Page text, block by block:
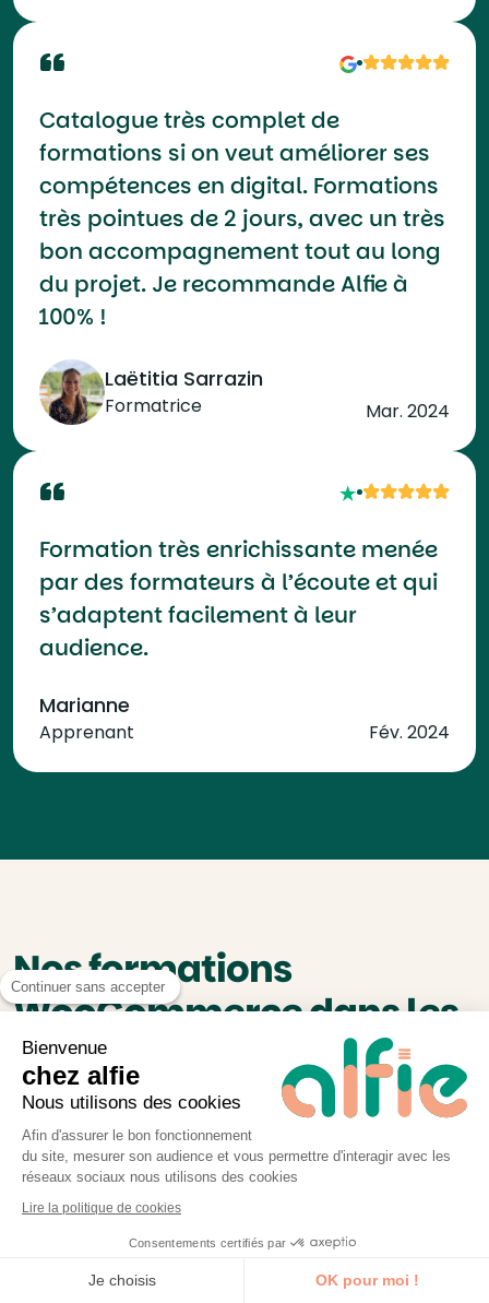
Catalogue très complet de
formations si on veut améliorer ses
compétences en digital. Formations
très pointues de 2 jours, avec un très
bon accompagnement tout au long
du projet. Je recommande Alfie à
100% !
Laëtitia Sarrazin
Formatrice Mar. 2024
Formation très enrichissante menée
par des formateurs à l’écoute et qui
s’adaptent facilement à leur
audience.
Marianne
Apprenant Fév. 2024
Nos formations
WooCommerce dans les
autres villes
Les villes plébiscitées par nos
apprenants
WooCommerce
Lyon
WooCommerce
Continuer sans accepter
Bienvenue
chez alfie
Nous utilisons des cookies
Afin d'assurer le bon fonctionnement
du site, mesurer son audience et vous permettre d'interagir avec les
réseaux sociaux nous utilisons des cookies
Lire la politique de cookies
Consentements certifiés par
Je choisis OK pour moi !